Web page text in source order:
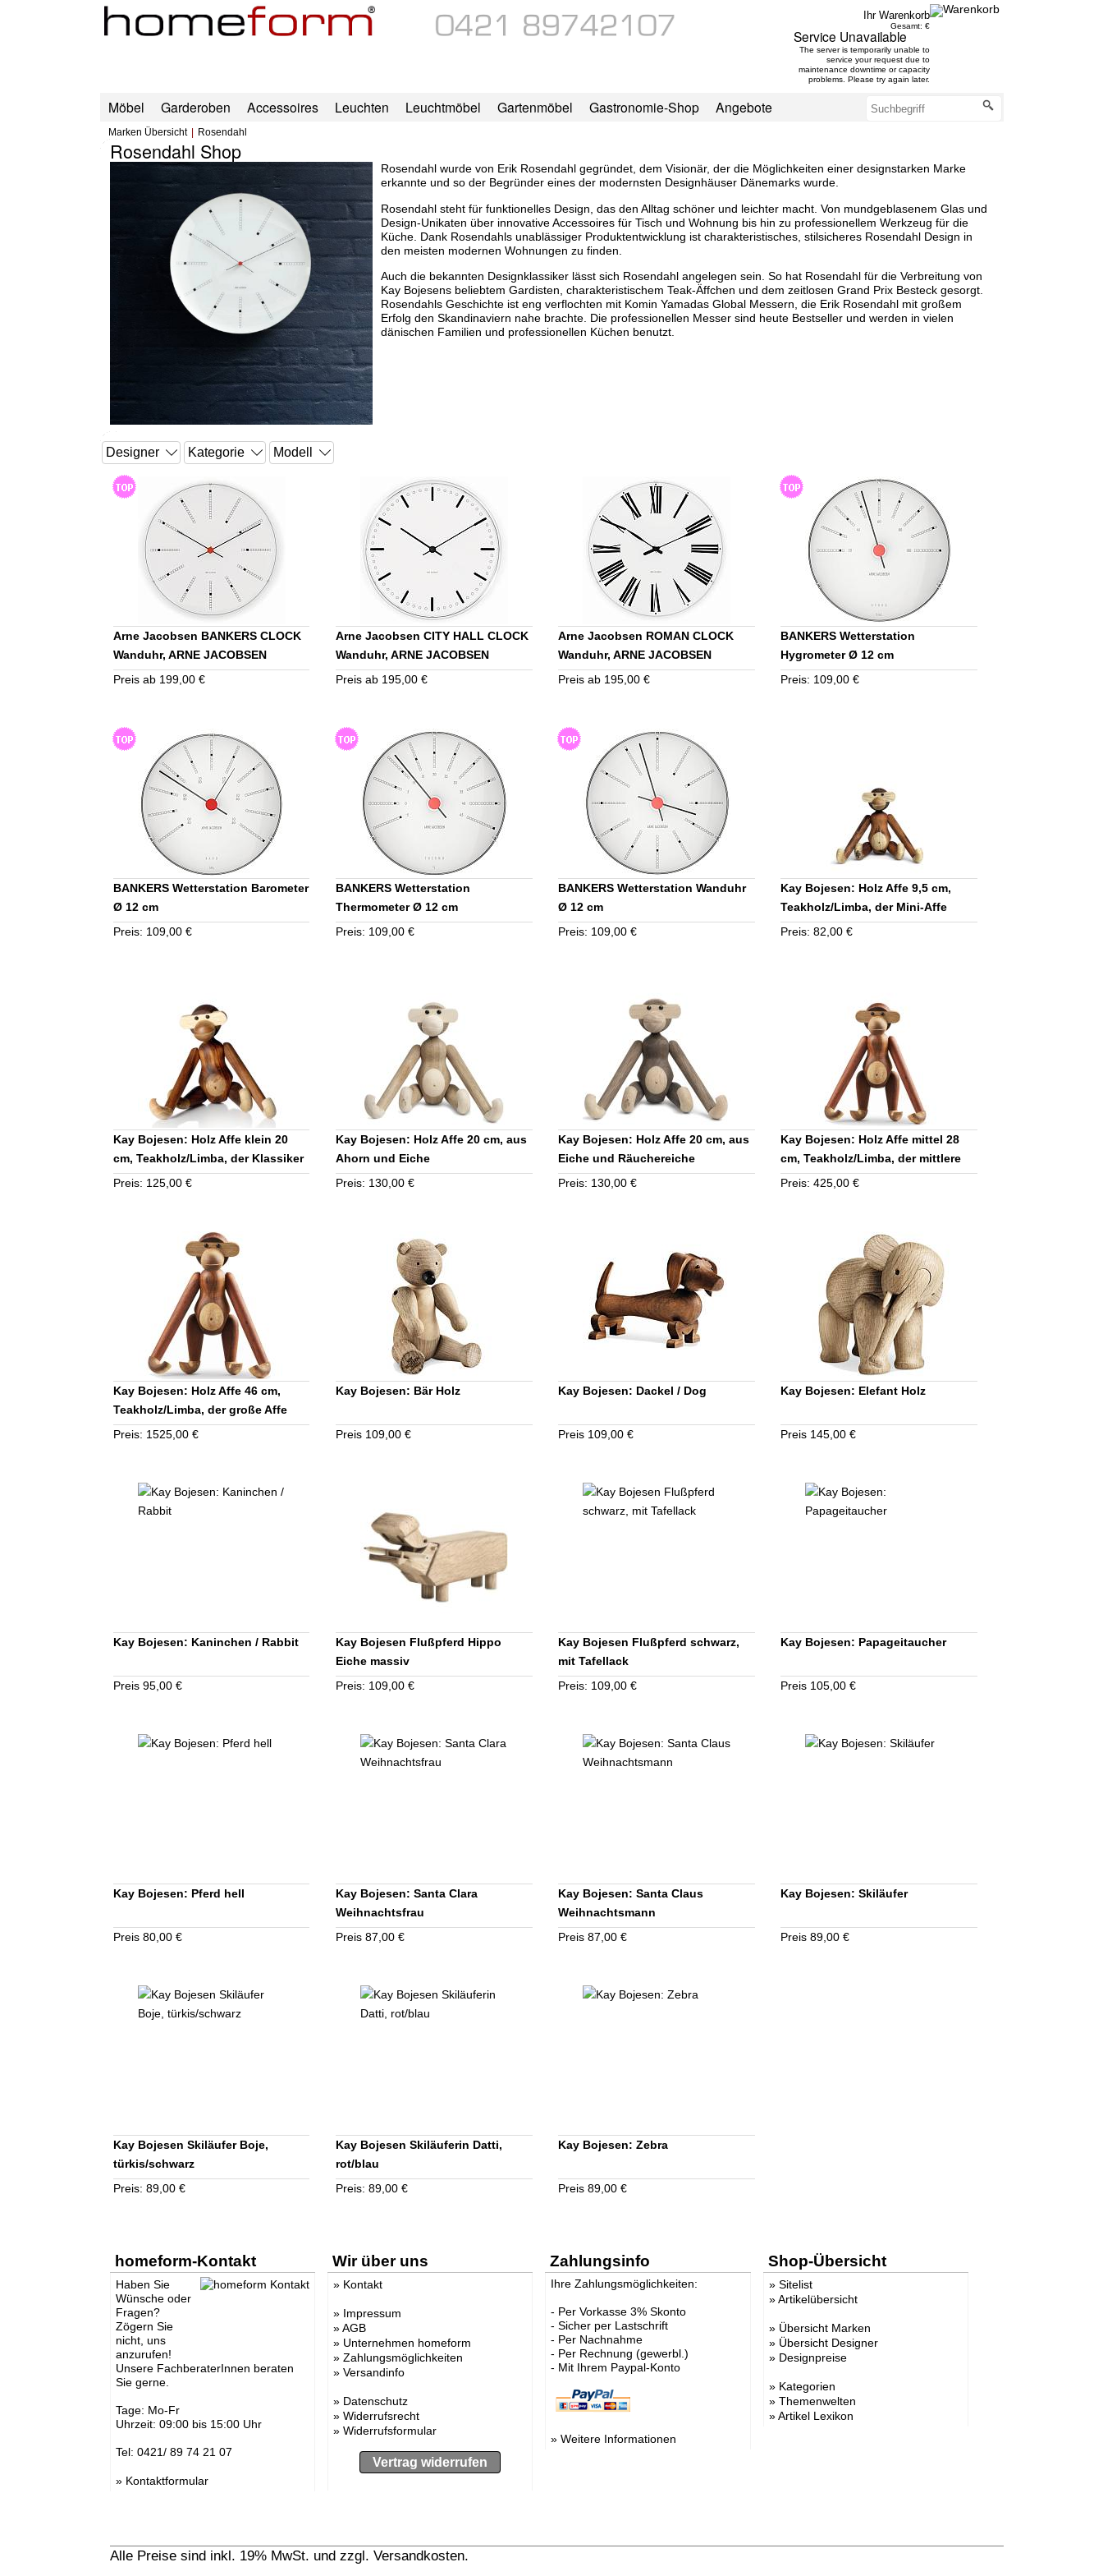
Ihr Warenkorb
Gesamt: €
Service Unavailable
The server is temporarily unable to
service your request due to
maintenance downtime or capacity
problems. Please try again later.
Möbel Garderoben Accessoires Leuchten Leuchtmöbel Gartenmöbel Gastronomie-Shop Angebote
Marken Übersicht Rosendahl
Rosendahl Shop
Rosendahl wurde von Erik Rosendahl gegründet, dem Visionär, der die Möglichkeiten einer designstarken Marke
erkannte und so der Begründer eines der modernsten Designhäuser Dänemarks wurde.
Rosendahl steht für funktionelles Design, das den Alltag schöner und leichter macht. Von mundgeblasenem Glas und
Design-Unikaten über innovative Accessoires für Tisch und Wohnung bis hin zu professionellem Werkzeug für die
Küche. Dank Rosendahls unablässiger Produktentwicklung ist charakteristisches, stilsicheres Rosendahl Design in
den meisten modernen Wohnungen zu finden.
Auch die bekannten Designklassiker lässt sich Rosendahl angelegen sein. So hat Rosendahl für die Verbreitung von
Kay Bojesens beliebtem Gardisten, charakteristischem Teak-Äffchen und dem zeitlosen Grand Prix Besteck gesorgt.
Rosendahls Geschichte ist eng verflochten mit Komin Yamadas Global Messern, die Erik Rosendahl mit großem
Erfolg den Skandinaviern nahe brachte. Die professionellen Messer sind heute Bestseller und werden in vielen
dänischen Familien und professionellen Küchen benutzt.
Arne Jacobsen BANKERS CLOCK
Wanduhr, ARNE JACOBSEN
TIMEPIECES
Preis ab 199,00 €
Arne Jacobsen CITY HALL CLOCK
Wanduhr, ARNE JACOBSEN
TIMEPIECES
Preis ab 195,00 €
Arne Jacobsen ROMAN CLOCK
Wanduhr, ARNE JACOBSEN
TIMEPIECES
Preis ab 195,00 €
BANKERS Wetterstation
Hygrometer Ø 12 cm
Preis: 109,00 €
BANKERS Wetterstation Barometer
Ø 12 cm
Preis: 109,00 €
BANKERS Wetterstation
Thermometer Ø 12 cm
Preis: 109,00 €
BANKERS Wetterstation Wanduhr
Ø 12 cm
Preis: 109,00 €
Kay Bojesen: Holz Affe 9,5 cm,
Teakholz/Limba, der Mini-Affe
Preis: 82,00 €
Kay Bojesen: Holz Affe klein 20
cm, Teakholz/Limba, der Klassiker
Preis: 125,00 €
Kay Bojesen: Holz Affe 20 cm, aus
Ahorn und Eiche
Preis: 130,00 €
Kay Bojesen: Holz Affe 20 cm, aus
Eiche und Räuchereiche
Preis: 130,00 €
Kay Bojesen: Holz Affe mittel 28
cm, Teakholz/Limba, der mittlere
Affe
Preis: 425,00 €
Kay Bojesen: Holz Affe 46 cm,
Teakholz/Limba, der große Affe
Preis: 1525,00 €
Kay Bojesen: Bär Holz
Preis 109,00 €
Kay Bojesen: Dackel / Dog
Preis 109,00 €
Kay Bojesen: Elefant Holz
Preis 145,00 €
Kay Bojesen: Kaninchen / Rabbit
Preis 95,00 €
Kay Bojesen Flußpferd Hippo
Eiche massiv
Preis: 109,00 €
Kay Bojesen Flußpferd schwarz,
mit Tafellack
Preis: 109,00 €
Kay Bojesen: Papageitaucher
Preis 105,00 €
Kay Bojesen: Pferd hell
Preis 80,00 €
Kay Bojesen: Santa Clara
Weihnachtsfrau
Preis 87,00 €
Kay Bojesen: Santa Claus
Weihnachtsmann
Preis 87,00 €
Kay Bojesen: Skiläufer
Preis 89,00 €
Kay Bojesen Skiläufer Boje,
türkis/schwarz
Preis: 89,00 €
Kay Bojesen Skiläuferin Datti,
rot/blau
Preis: 89,00 €
Kay Bojesen: Zebra
Preis 89,00 €
homeform-Kontakt
Haben Sie
Wünsche oder
Fragen?
Zögern Sie
nicht, uns
anzurufen!
Unsere FachberaterInnen beraten
Sie gerne.
Tage: Mo-Fr
Uhrzeit: 09:00 bis 15:00 Uhr
Tel: 0421/ 89 74 21 07
» Kontaktformular
Wir über uns
» Kontakt
» Impressum
»AGB
» Unternehmen homeform
» Zahlungsmöglichkeiten
» Versandinfo
» Datenschutz
» Widerrufsrecht
» Widerrufsformular
Vertrag widerrufen
Zahlungsinfo
Ihre Zahlungsmöglichkeiten:
- Per Vorkasse 3% Skonto
- Sicher per Lastschrift
- Per Nachnahme
- Per Rechnung (gewerbl.)
- Mit Ihrem Paypal-Konto
»Weitere Informationen
Shop-Übersicht
» Sitelist
»Artikelübersicht
» Übersicht Marken
» Übersicht Designer
» Designpreise
» Kategorien
» Themenwelten
»Artikel Lexikon
Alle Preise sind inkl. 19% MwSt. und zzgl. Versandkosten.